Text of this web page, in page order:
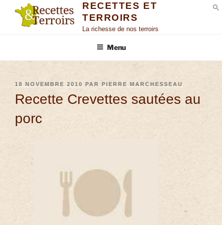
RECETTES ET
TERROIRS
La richesse de nos terroirs
Menu
18 NOVEMBRE 2010 PAR PIERRE MARCHESSEAU
Recette Crevettes sautées au
porc